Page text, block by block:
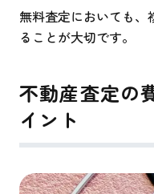
無料査定においても、
ることが大切です。
不動産査定の
イント